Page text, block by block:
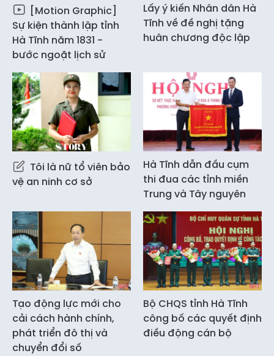
[Motion Graphic]
Sự kiện thành lập tỉnh
Hà Tĩnh năm 1831 -
bước ngoặt lịch sử
Lấy ý kiến Nhân dân Hà
Tĩnh về đề nghị tặng
huân chương độc lập
Tôi là nữ tổ viên bảo
vệ an ninh cơ sở
Hà Tĩnh dẫn đầu cụm
thi đua các tỉnh miền
Trung và Tây nguyên
Tạo động lực mới cho
cải cách hành chính,
phát triển đô thị và
chuyển đổi số
Bộ CHQS tỉnh Hà Tĩnh
công bố các quyết định
điều động cán bộ